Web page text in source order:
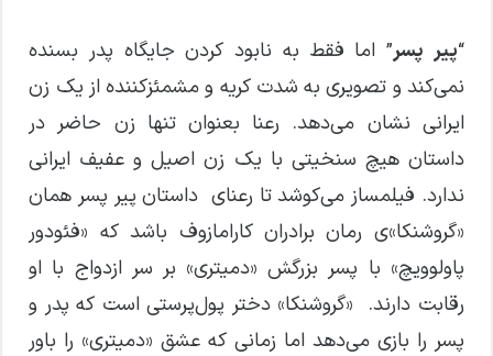
“پیر پسر” اما فقط به نابود کردن جایگاه پدر بسنده
نمی‌کند و تصویری به شدت کریه و مشمئزکننده از یک زن
ایرانی نشان می‌دهد. رعنا بعنوان تنها زن حاضر در
داستان هیچ سنخیتی با یک زن اصیل و عفیف ایرانی
ندارد. فیلمساز می‌کوشد تا رعنای داستان پیر پسر همان
«گروشنکا»ی رمان برادران کارامازوف باشد که «فئودور
پاولوویچ» با پسر بزرگش «دمیتری» بر سر ازدواج با او
رقابت دارند. «گروشنکا» دختر پول‌پرستی است که پدر و
پسر را بازی می‌دهد اما زمانی که عشق «دمیتری» را باور